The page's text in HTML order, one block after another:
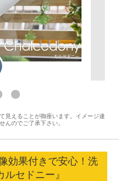
見えることが御座います。イメージ違
んのでご了承下さい。
効果付きで安心！洗
セドニー』